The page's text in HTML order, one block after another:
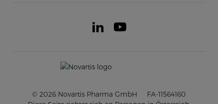
LinkedIn
© 2026 Novartis Pharma GmbH
FA-11564160